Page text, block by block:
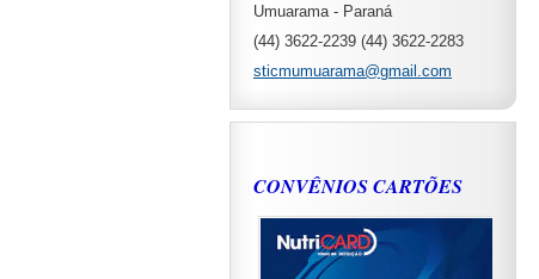
Umuarama - Paraná
(44) 3622-2239 (44) 3622-2283
sticmumuarama@gmail.com
CONVÊNIOS CARTÕES